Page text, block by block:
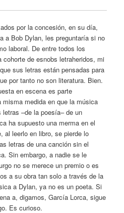
por la concesión, en su día,
a Bob Dylan, les preguntaría si no
laboral. De entre todos los
cohorte de esnobs letraheridos, mi
sus letras están pensadas para
por tanto no son literatura. Bien.
en escena es parte
medida en que la música
–de la poesía– de un
ha supuesto una merma en el
al leerlo en libro, se pierde lo
letras de una canción sin el
Sin embargo, a nadie se le
no se merece un premio o es
a su obra tan solo a través de la
a Dylan, ya no es un poeta. Si
a, digamos, García Lorca, sigue
Es curioso.